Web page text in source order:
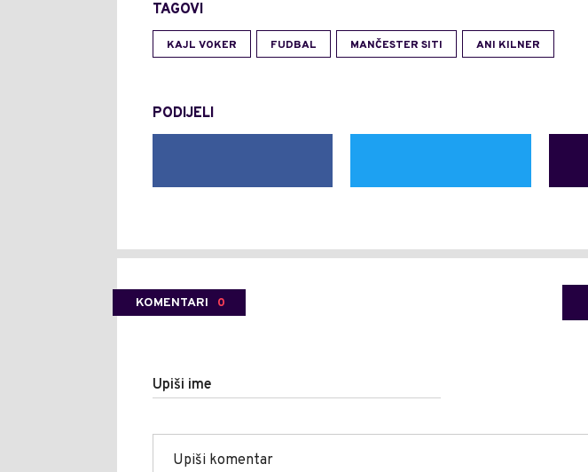
TAGOVI
KAJL VOKER FUDBAL MANČESTER SITI ANI KILNER
PODIJELI
KOMENTARI 0
Upiši ime